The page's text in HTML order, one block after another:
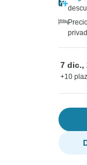
7 dic.,
+10